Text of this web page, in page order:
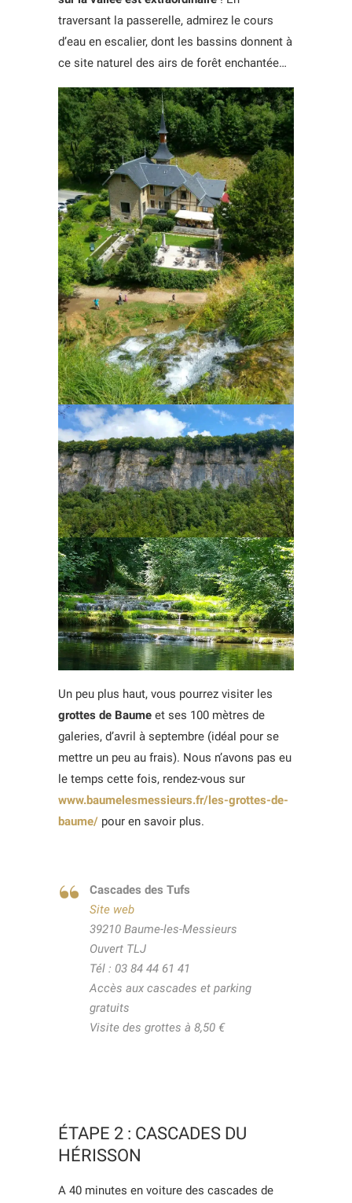
traversant la passerelle, admirez le cours
d’eau en escalier, dont les bassins donnent à
ce site naturel des airs de forêt enchantée…
Un peu plus haut, vous pourrez visiter les
grottes de Baume et ses 100 mètres de
galeries, d’avril à septembre (idéal pour se
mettre un peu au frais). Nous n’avons pas eu
le temps cette fois, rendez-vous sur
www.baumelesmessieurs.fr/les-grottes-de-
baume/ pour en savoir plus.
Cascades des Tufs
Site web
39210 Baume-les-Messieurs
Ouvert TLJ
Tél : 03 84 44 61 41
Accès aux cascades et parking
gratuits
Visite des grottes à 8,50 €
ÉTAPE 2 : CASCADES DU
HÉRISSON
A 40 minutes en voiture des cascades de